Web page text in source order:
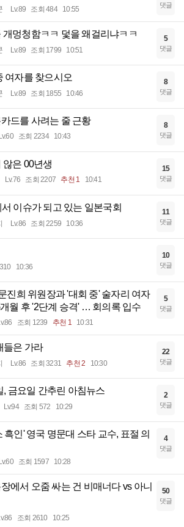
Lv.89 조회 484 10:55 댓글
개멍청함ㅋㅋ 덫을 왜걸리냐ㅋㅋ
Lv.89 조회 1799 10:51
5
댓글
여자를 찾으시오
Lv.89 조회 1855 10:46
8
댓글
드를 사려는 줄 근황
조회 2234 10:43
8
댓글
않은 00년생
Lv.76 조회 2207 추천 1 10:41
15
댓글
이슈가 되고 있는 일본국회
Lv.86 조회 2259 10:36
11
댓글
10:36
10
댓글
진희 위원장과 '대회 중' 술자리 여자
월 후 '2단계 승격' … 회의록 입수
조회 1239 추천 1 10:31
5
댓글
들은 가라
Lv.86 조회 3231 추천 2 10:30
22
댓글
, 금요일 간추린 아침뉴스
Lv.94 조회 572 10:29
2
댓글
흑인' 영국 명문대 스타 교수, 표절 의
조회 1597 10:28
4
댓글
에서 오줌 싸는 건 비매너다 vs 아니
조회 2610 10:25
50
댓글